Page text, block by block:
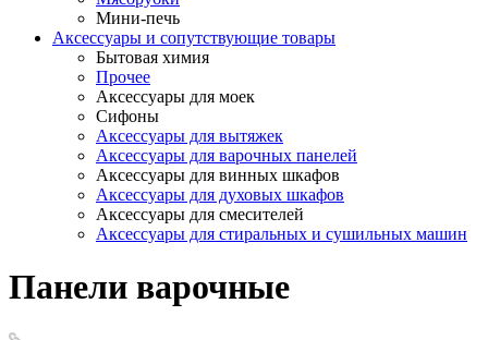
Мини-печь
Аксессуары и сопутствующие товары
Бытовая химия
Прочее
Аксессуары для моек
Сифоны
Аксессуары для вытяжек
Аксессуары для варочных панелей
Аксессуары для винных шкафов
Аксессуары для духовых шкафов
Аксессуары для смесителей
Аксессуары для стиральных и сушильных машин
Панели варочные